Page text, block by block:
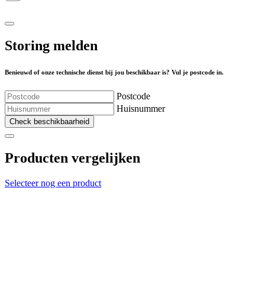
Storing melden
Benieuwd of onze technische dienst bij jou beschikbaar is? Vul je postcode in.
Postcode
Huisnummer
Check beschikbaarheid
Producten vergelijken
Selecteer nog een product